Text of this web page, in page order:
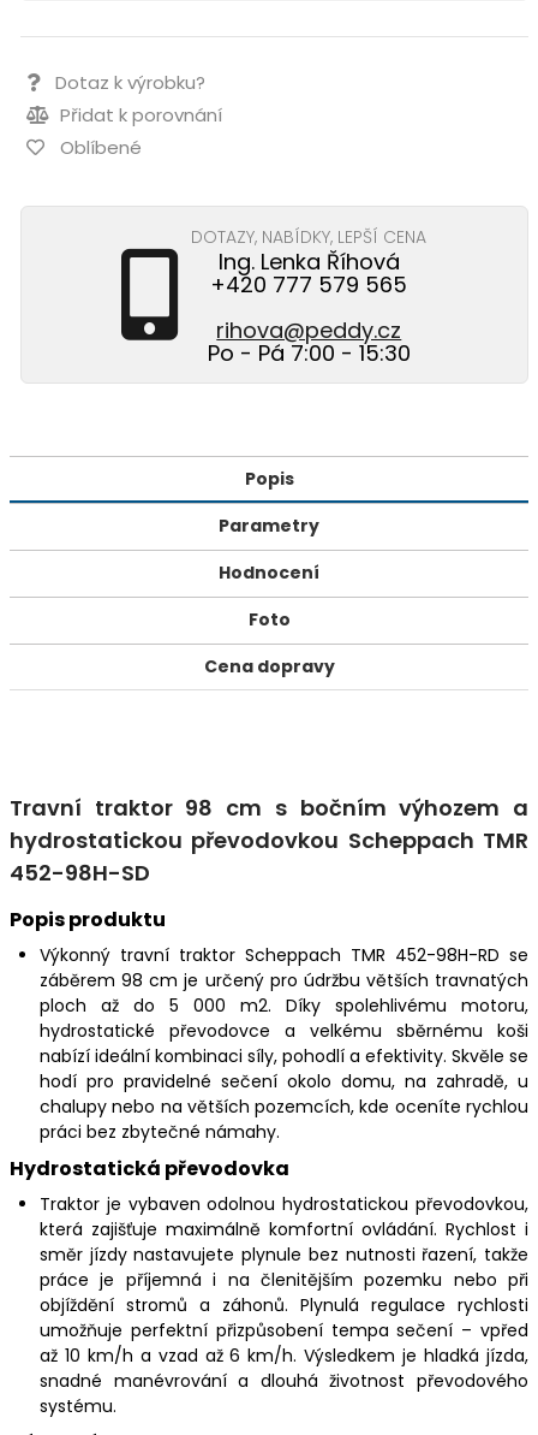
Dotaz k výrobku?
Přidat k porovnání
Oblíbené
DOTAZY, NABÍDKY, LEPŠÍ CENA
Ing. Lenka Říhová
+420 777 579 565
rihova@peddy.cz
Po - Pá 7:00 - 15:30
Popis
Parametry
Hodnocení
Foto
Cena dopravy
Travní traktor 98 cm s bočním výhozem a
hydrostatickou převodovkou Scheppach TMR
452-98H-SD
Popis produktu
Výkonný travní traktor Scheppach TMR 452-98H-RD se
záběrem 98 cm je určený pro údržbu větších travnatých
ploch až do 5 000 m2. Díky spolehlivému motoru,
hydrostatické převodovce a velkému sběrnému koši
nabízí ideální kombinaci síly, pohodlí a efektivity. Skvěle se
hodí pro pravidelné sečení okolo domu, na zahradě, u
chalupy nebo na větších pozemcích, kde oceníte rychlou
práci bez zbytečné námahy.
Hydrostatická převodovka
Traktor je vybaven odolnou hydrostatickou převodovkou,
která zajišťuje maximálně komfortní ovládání. Rychlost i
směr jízdy nastavujete plynule bez nutnosti řazení, takže
práce je příjemná i na členitějším pozemku nebo při
objíždění stromů a záhonů. Plynulá regulace rychlosti
umožňuje perfektní přizpůsobení tempa sečení – vpřed
až 10 km/h a vzad až 6 km/h. Výsledkem je hladká jízda,
snadné manévrování a dlouhá životnost převodového
systému.